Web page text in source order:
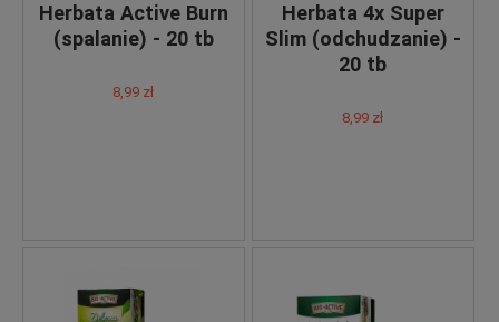
Herbata Active Burn
(spalanie) - 20 tb
8,99 zł
Herbata 4x Super
Slim (odchudzanie) -
20 tb
8,99 zł